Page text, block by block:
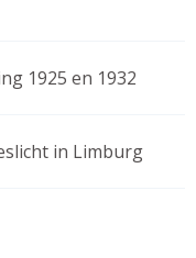
1925 en 1932
in Limburg